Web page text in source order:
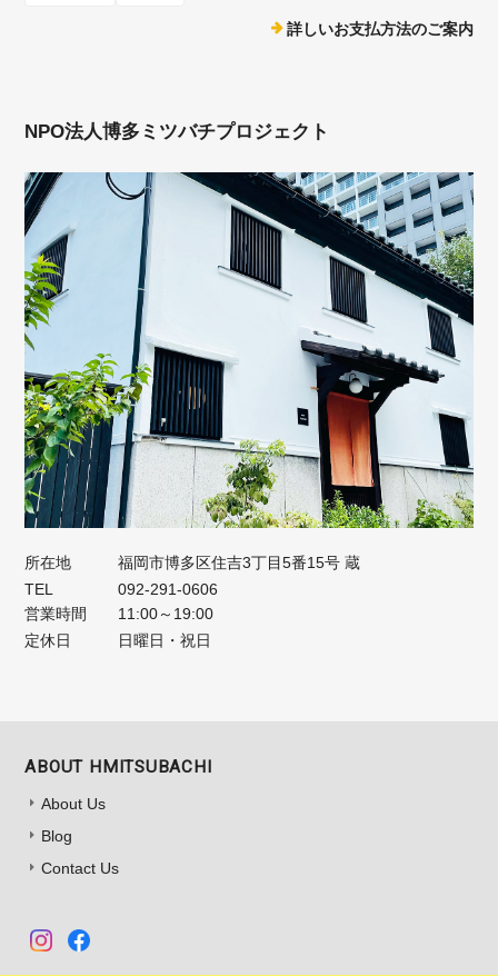
詳しいお支払方法のご案内
NPO法人博多ミツバチプロジェクト
所在地
福岡市博多区住吉3丁目5番15号 蔵
TEL
092-291-0606
営業時間
11:00～19:00
定休日
日曜日・祝日
ABOUT HMITSUBACHI
About Us
Blog
Contact Us